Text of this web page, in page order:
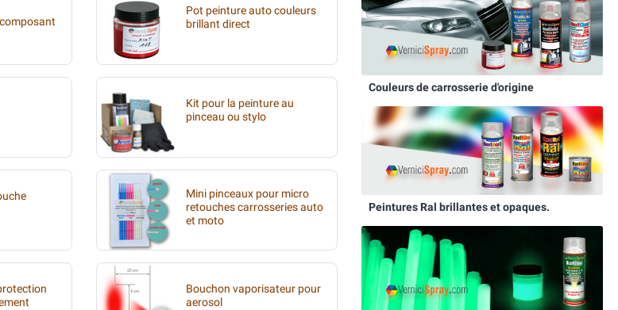
Pot peinture auto couleurs
brillant direct
Kit pour la peinture au
pinceau ou stylo
Mini pinceaux pour micro
retouches carrosseries auto
et moto
Bouchon vaporisateur pour
aerosol
Couleurs de carrosserie d'origine
Peintures Ral brillantes et opaques.